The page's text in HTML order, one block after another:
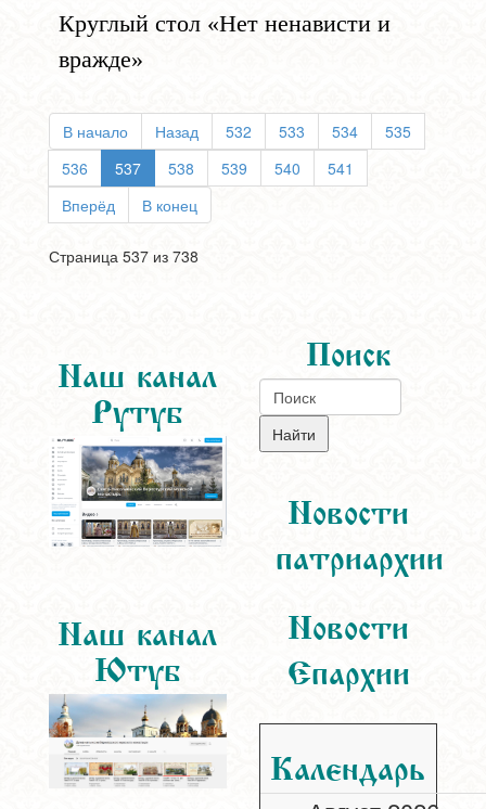
Круглый стол «Нет ненависти и
вражде»
В начало Назад 532 533 534
535
536
537 538 539 540
541
Вперёд
В конец
Страница 537 из 738
Наш канал
Рутуб
Наш канал
Ютуб
Поиск
Новости
патриархии
Новости
Епархии
Календарь